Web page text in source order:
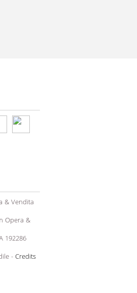
& Vendita
Opera &
192286
- Credits